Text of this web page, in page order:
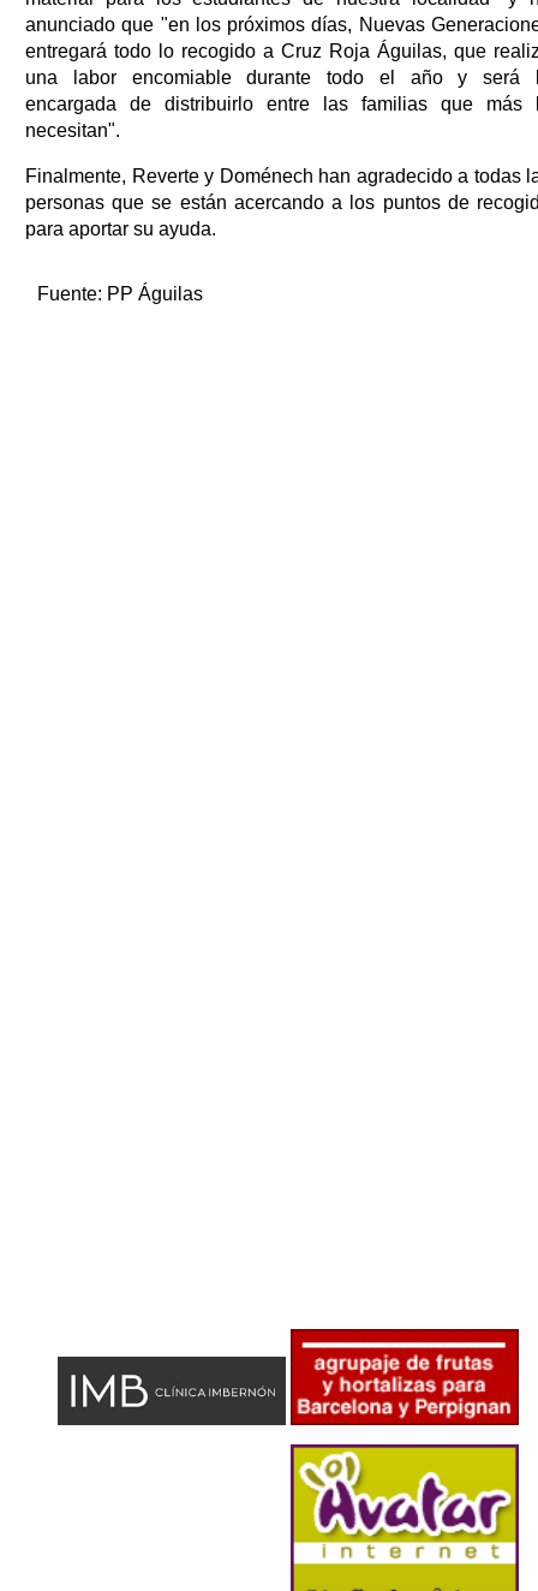
anunciado que "en los próximos días, Nuevas
entregará todo lo recogido a Cruz Roja Águilas, que
una labor encomiable durante todo el año y será
encargada de distribuirlo entre las familias que más
necesitan".
Finalmente, Reverte y Doménech han agradecido a todas
personas que se están acercando a los puntos de
para aportar su ayuda.
Fuente: PP Águilas